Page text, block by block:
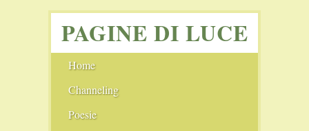
PAGINE DI LUCE
Home
Channeling
Angeli
Poesie